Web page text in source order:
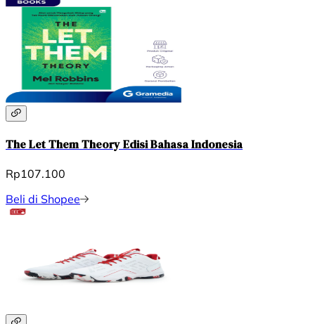
The Let Them Theory Edisi Bahasa Indonesia
Rp107.100
Beli di Shopee